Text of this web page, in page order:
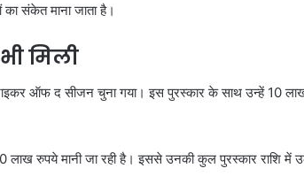
संकेत माना जाता है।
मिली
ऑफ द सीजन चुना गया। इस पुरस्कार के साथ उन्हें 10
लाख रुपये मानी जा रही है। इससे उनकी कुल पुरस्कार राशि में